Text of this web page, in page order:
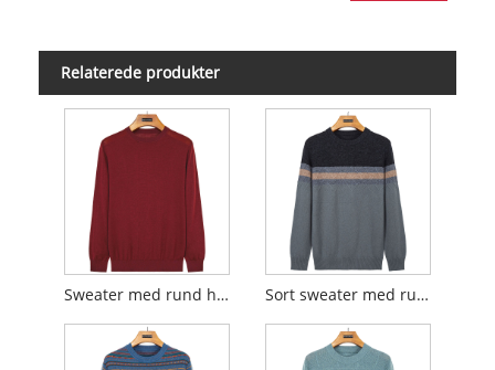
Relaterede produkter
Sweater med rund hals Sort sweater med rund hals